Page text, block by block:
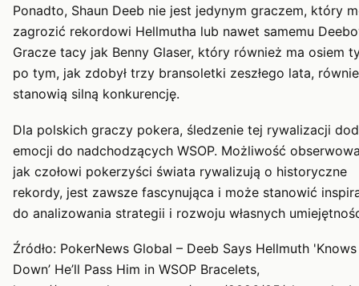
Ponadto, Shaun Deeb nie jest jedynym graczem, który
zagrozić rekordowi Hellmutha lub nawet samemu
Gracze tacy jak Benny Glaser, który również ma osiem
po tym, jak zdobył trzy bransoletki zeszłego lata,
stanowią silną konkurencję.
Dla polskich graczy pokera, śledzenie tej rywalizacji
emocji do nadchodzących WSOP. Możliwość
jak czołowi pokerzyści świata rywalizują o historyczne
rekordy, jest zawsze fascynująca i może stanowić
do analizowania strategii i rozwoju własnych
Źródło: PokerNews Global – Deeb Says Hellmuth
Down’ He’ll Pass Him in WSOP Bracelets,